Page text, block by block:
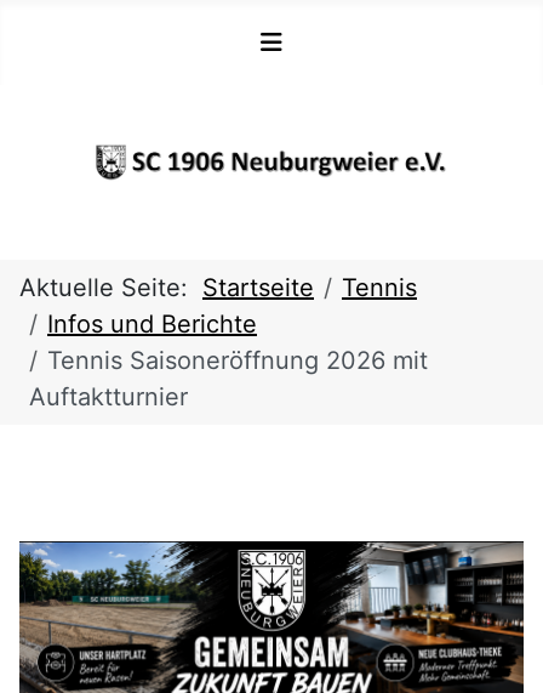
Aktuelle Seite: Startseite
Tennis
Infos und Berichte
Tennis Saisoneröffnung 2026 mit
Auftaktturnier